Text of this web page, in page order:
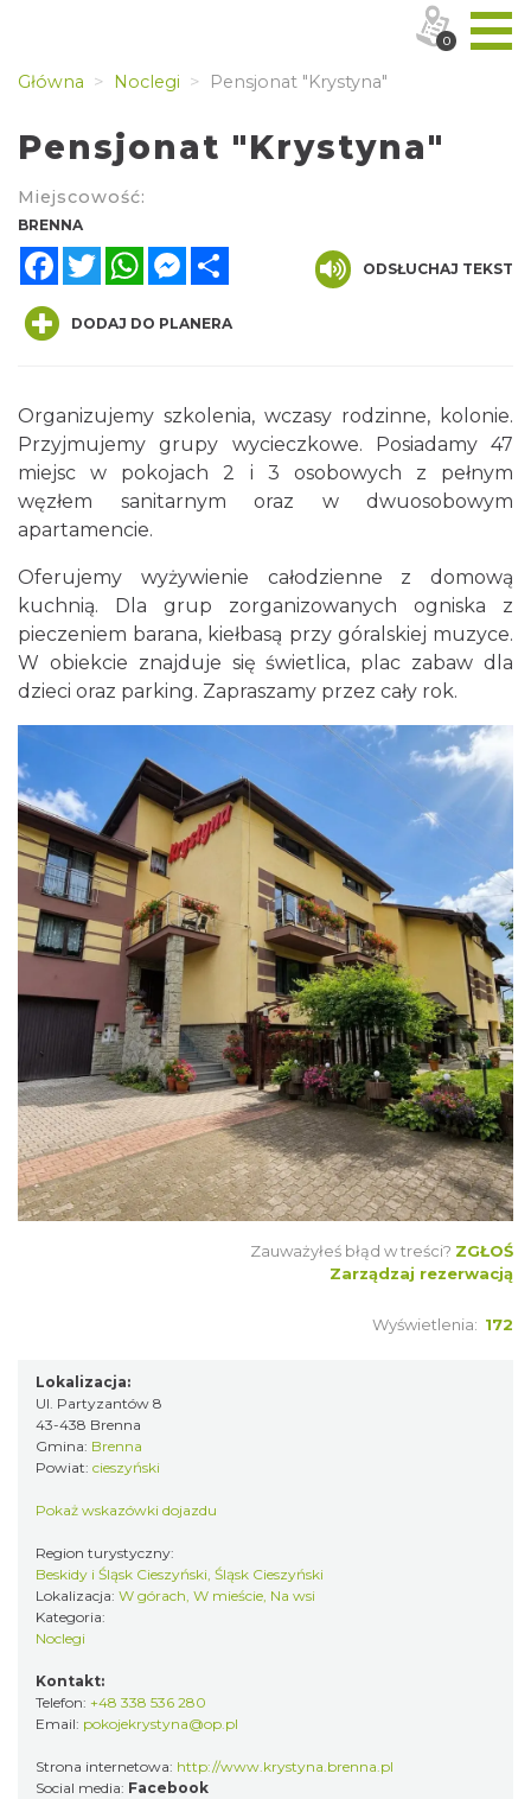
Główna Noclegi Pensjonat "Krystyna"
Pensjonat "Krystyna"
Miejscowość:
BRENNA
FacebookTwitterWhatsAppMessenger
ODSŁUCHAJ TEKST
DODAJ DO PLANERA
Organizujemy szkolenia, wczasy rodzinne, kolonie.
Przyjmujemy grupy wycieczkowe. Posiadamy 47
miejsc w pokojach 2 i 3 osobowych z pełnym
węzłem sanitarnym oraz w dwuosobowym
apartamencie.
Oferujemy wyżywienie całodzienne z domową
kuchnią. Dla grup zorganizowanych ogniska z
pieczeniem barana, kiełbasą przy góralskiej muzyce.
W obiekcie znajduje się świetlica, plac zabaw dla
dzieci oraz parking. Zapraszamy przez cały rok.
Zauważyłeś błąd w treści? ZGŁOŚ
Zarządzaj rezerwacją
Wyświetlenia: 172
Lokalizacja:
Ul. Partyzantów 8
43-438 Brenna
Gmina: Brenna
Powiat: cieszyński
Pokaż wskazówki dojazdu
Region turystyczny:
Beskidy i Śląsk Cieszyński, Śląsk Cieszyński
Lokalizacja: W górach, W mieście, Na wsi
Kategoria:
Noclegi
Kontakt:
Telefon: +48 338 536 280
Email: pokojekrystyna@op.pl
Strona internetowa: http://www.krystyna.brenna.pl
Social media: Facebook
0